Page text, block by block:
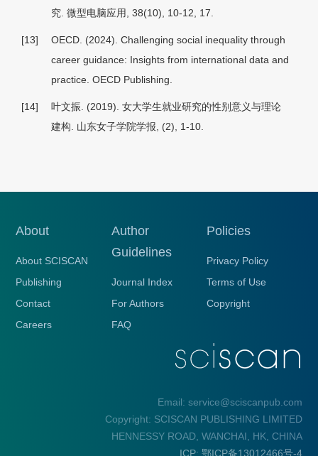
究. 微型电脑应用, 38(10), 10-12, 17.
[13] OECD. (2024). Challenging social inequality through
career guidance: Insights from international data and
practice. OECD Publishing.
[14]
叶文振. (2019). 女大学生就业研究的性别意义与理论
建构. 山东女子学院学报, (2), 1-10.
About
About SCISCAN
Publishing
Contact
Careers
Author
Guidelines
Journal Index
For Authors
FAQ
Policies
Privacy Policy
Terms of Use
Copyright
Email: service@sciscanpub.com
Copyright: SCISCAN PUBLISHING LIMITED
HENNESSY ROAD, WANCHAI, HK, CHINA
ICP: 鄂ICP备13012466号-4